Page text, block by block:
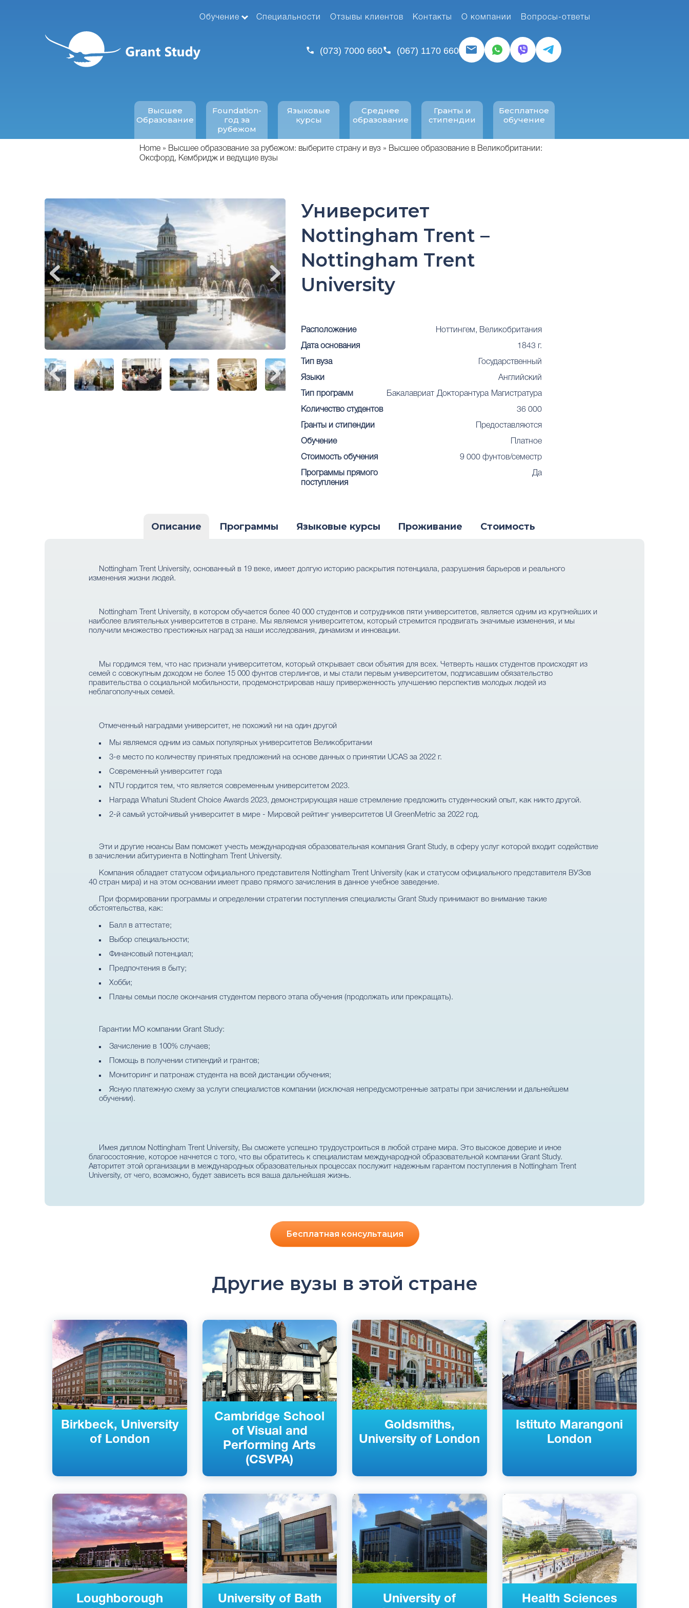
содержанию
Обучение Специальности Отзывы клиентов Контакты О компании Вопросы-ответы
(073) 7000 660 (067) 1170 660
Высшее
Образование
Foundation-
год за
рубежом
Языковые
курсы
Среднее
образование
Гранты и
стипендии
Бесплатное
обучение
Home Высшее образование за рубежом: выберите страну и вуз
Высшее образование в Великобритании:
Оксфорд, Кембридж и ведущие вузы
Университет
Nottingham Trent –
Nottingham Trent
University
Расположение Ноттингем, Великобритания
Дата основания 1843 г.
Тип вуза Государственный
Языки Английский
Тип программ Бакалавриат Докторантура Магистратура
Количество студентов 36 000
Гранты и стипендии Предоставляются
Обучение Платное
Стоимость обучения 9 000 фунтов/семестр
Программы прямого
поступления
Да
Описание Программы Языковые курсы Проживание Стоимость
Nottingham Trent University, основанный в 19 веке, имеет долгую историю раскрытия потенциала, разрушения барьеров и реального
изменения жизни людей.
Nottingham Trent University, в котором обучается более 40 000 студентов и сотрудников пяти университетов, является одним из крупнейших и
наиболее влиятельных университетов в стране. Мы являемся университетом, который стремится продвигать значимые изменения, и мы
получили множество престижных наград за наши исследования, динамизм и инновации.
Мы гордимся тем, что нас признали университетом, который открывает свои объятия для всех. Четверть наших студентов происходят из
семей с совокупным доходом не более 15 000 фунтов стерлингов, и мы стали первым университетом, подписавшим обязательство
правительства о социальной мобильности, продемонстрировав нашу приверженность улучшению перспектив молодых людей из
неблагополучных семей.
Отмеченный наградами университет, не похожий ни на один другой
Мы являемся одним из самых популярных университетов Великобритании
3-е место по количеству принятых предложений на основе данных о принятии UCAS за 2022 г.
Современный университет года
NTU гордится тем, что является современным университетом 2023.
Награда Whatuni Student Choice Awards 2023, демонстрирующая наше стремление предложить студенческий опыт, как никто другой.
2-й самый устойчивый университет в мире - Мировой рейтинг университетов UI GreenMetric за 2022 год.
Эти и другие нюансы Вам поможет учесть международная образовательная компания Grant Study, в сферу услуг которой входит содействие
в зачислении абитуриента в Nottingham Trent University.
Компания обладает статусом официального представителя Nottingham Trent University (как и статусом официального представителя ВУЗов
40 стран мира) и на этом основании имеет право прямого зачисления в данное учебное заведение.
При формировании программы и определении стратегии поступления специалисты Grant Study принимают во внимание такие
обстоятельства, как:
Балл в аттестате;
Выбор специальности;
Финансовый потенциал;
Предпочтения в быту;
Хобби;
Планы семьи после окончания студентом первого этапа обучения (продолжать или прекращать).
Гарантии МО компании Grant Study:
Зачисление в 100% случаев;
Помощь в получении стипендий и грантов;
Мониторинг и патронаж студента на всей дистанции обучения;
Ясную платежную схему за услуги специалистов компании (исключая непредусмотренные затраты при зачислении и дальнейшем
обучении).
Имея диплом Nottingham Trent University, Вы сможете успешно трудоустроиться в любой стране мира. Это высокое доверие и иное
благосостояние, которое начнется с того, что вы обратитесь к специалистам международной образовательной компании Grant Study.
Авторитет этой организации в международных образовательных процессах послужит надежным гарантом поступления в Nottingham Trent
University, от чего, возможно, будет зависеть вся ваша дальнейшая жизнь.
Бесплатная консультация
Другие вузы в этой стране
Birkbeck, University
of London
Лондон, Великобритания
Государственный
Cambridge School
of Visual and
Performing Arts
(CSVPA)
Английский
Кембридж, Лондон,
Великобритания
Частный
Goldsmiths,
University of London
Английский
Лондон, Великобритания
Государственный
Istituto Marangoni
London
Английский
Лондон, Великобритания
Частный
Loughborough
Английский
Лафборо, Великобритания
Государственный
University of Bath
Английский
Бат, Великобритания
Государственный
University of
Английский
Саутгемптон, Великобритания
Государственный
Health Sciences
Английский
Лондон, Великобритания
Государственный